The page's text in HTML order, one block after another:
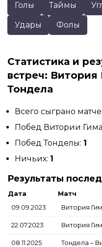
Голы Таймы
Удары Фолы
Статистика и
встреч:
Тондела
Всего сыграно
Побед Витории
Побед Тонделы: 1
Ничьих: 1
Результаты
Дата Матч
09.09.2023
Витория
22.07.2023 Витория
08.11.2025 Тондела –